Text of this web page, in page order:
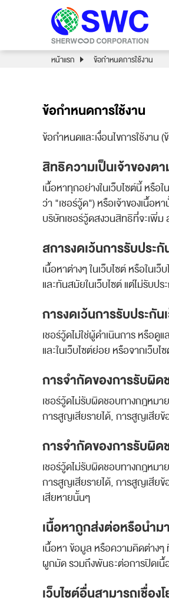
หน้าแรก ข้อกำหนดการใช้งาน
ข้อกำหนดการใช้งาน
ข้อกำหนดและเงื่อนไขการใช้งาน
สิทธิความเป็นเจ้าของต
เนื้อหาทุกอย่างในเว็บไซต์นี้ หรื
ว่า "เชอร์วู้ด") หรือเจ้าของเนื้อ
บริษัทเชอร์วู้ดสงวนสิทธิที่จะเพิ่ม
สการงดเว้นการรับประกั
เนื้อหาต่างๆ ในเว็บไซต์ หรือใน
และทันสมัยในเว็บไซต์ แต่ไม่รับ
การงดเว้นการรับประกั
เชอร์วู้ดไม่ใช่ผู้ดำเนินการ หรือดู
และในเว็บไซต์ย่อย หรือจากเว็บไ
การจำกัดของการรับผิ
เชอร์วู้ดไม่รับผิดชอบทางกฎหม
การสูญเสียรายได้, การสูญเสียข้
การจำกัดของการรับผิ
เชอร์วู้ดไม่รับผิดชอบทางกฎหม
การสูญเสียรายได้, การสูญเสียข้อ
เสียหายนั้นๆ
เนื้อหาถูกส่งต่อหรือนำม
เนื้อหา ข้อมูล หรือความคิดต่างๆ
ผูกมัด รวมถึงพันธะต่อการปิดเนื้
เว็บไซต์อื่นสามารถเชื่อง